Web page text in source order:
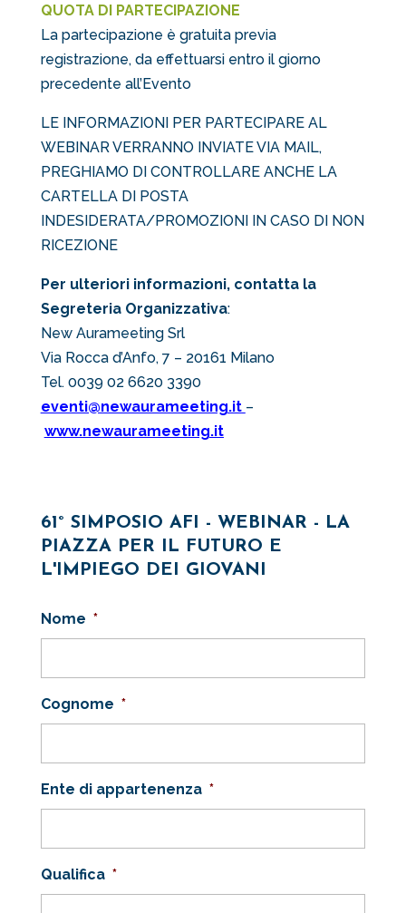
QUOTA DI PARTECIPAZIONE
La partecipazione è gratuita previa
registrazione, da effettuarsi entro il giorno
precedente all’Evento
LE INFORMAZIONI PER PARTECIPARE AL
WEBINAR VERRANNO INVIATE VIA MAIL,
PREGHIAMO DI CONTROLLARE ANCHE LA
CARTELLA DI POSTA
INDESIDERATA/PROMOZIONI IN CASO DI NON
RICEZIONE
Per ulteriori informazioni, contatta la
Segreteria Organizzativa:
New Aurameeting Srl
Via Rocca d’Anfo, 7 – 20161 Milano
Tel. 0039 02 6620 3390
eventi@newaurameeting.it –
www.newaurameeting.it
61° SIMPOSIO AFI - WEBINAR - LA
PIAZZA PER IL FUTURO E
L'IMPIEGO DEI GIOVANI
Nome *
Cognome *
Ente di appartenenza *
Qualifica *